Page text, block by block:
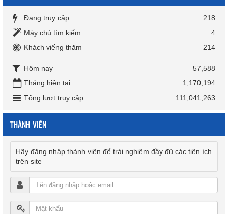
Đang truy cập
218
Máy chủ tìm kiếm
4
Khách viếng thăm
214
Hôm nay
57,588
Tháng hiện tại
1,170,194
Tổng lượt truy cập
111,041,263
THÀNH VIÊN
Hãy đăng nhập thành viên để trải nghiệm đầy đủ các tiện ích
trên site